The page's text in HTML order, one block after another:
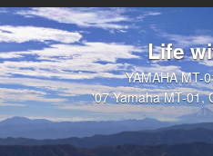
Life
YAMAHA MT-
'07 Yamaha MT-01,